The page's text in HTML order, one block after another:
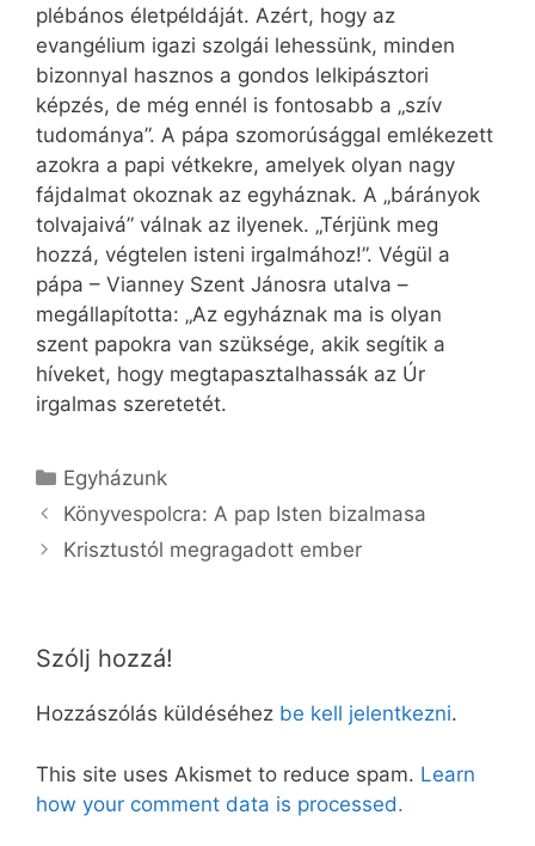
plébános életpéldáját. Azért, hogy az
evangélium igazi szolgái lehessünk, minden
bizonnyal hasznos a gondos lelkipásztori
képzés, de még ennél is fontosabb a „szív
tudománya”. A pápa szomorúsággal emlékezett
azokra a papi vétkekre, amelyek olyan nagy
fájdalmat okoznak az egyháznak. A „bárányok
tolvajaivá” válnak az ilyenek. „Térjünk meg
hozzá, végtelen isteni irgalmához!”. Végül a
pápa – Vianney Szent Jánosra utalva –
megállapította: „Az egyháznak ma is olyan
szent papokra van szüksége, akik segítik a
híveket, hogy megtapasztalhassák az Úr
irgalmas szeretetét.
Kategória
Egyházunk
Könyvespolcra: A pap Isten bizalmasa
Krisztustól megragadott ember
Szólj hozzá!
Hozzászólás küldéséhez be kell jelentkezni.
This site uses Akismet to reduce spam. Learn
how your comment data is processed.